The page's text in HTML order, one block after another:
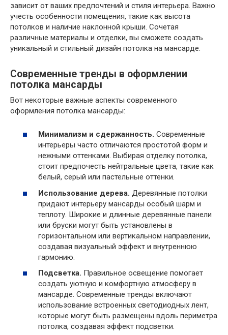
зависит от ваших предпочтений и стиля интерьера. Важно
учесть особенности помещения, такие как высота
потолков и наличие наклонной крыши. Сочетая
различные материалы и отделки, вы сможете создать
уникальный и стильный дизайн потолка на мансарде.
Современные тренды в оформлении
потолка мансарды
Вот некоторые важные аспекты современного
оформления потолка мансарды:
Минимализм и сдержанность. Современные
интерьеры часто отличаются простотой форм и
нежными оттенками. Выбирая отделку потолка,
стоит предпочесть нейтральные цвета, такие как
белый, серый или пастельные оттенки.
Использование дерева. Деревянные потолки
придают интерьеру мансарды особый шарм и
теплоту. Широкие и длинные деревянные панели
или бруски могут быть установлены в
горизонтальном или вертикальном направлении,
создавая визуальный эффект и внутреннюю
гармонию.
Подсветка. Правильное освещение помогает
создать уютную и комфортную атмосферу в
мансарде. Современные тренды включают
использование встроенных светодиодных лент,
которые могут быть размещены вдоль периметра
потолка, создавая эффект подсветки.